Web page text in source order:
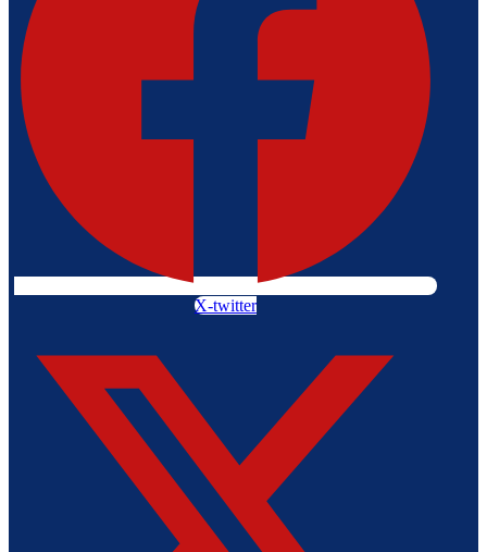
X-twitter